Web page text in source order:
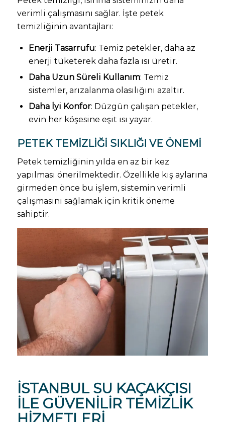
verimli çalışmasını sağlar. İşte petek
temizliğinin avantajları:
Enerji Tasarrufu: Temiz petekler, daha az
enerji tüketerek daha fazla ısı üretir.
Daha Uzun Süreli Kullanım: Temiz
sistemler, arızalanma olasılığını azaltır.
Daha İyi Konfor: Düzgün çalışan petekler,
evin her köşesine eşit ısı yayar.
PETEK TEMIZLIĞI SIKLIĞI VE ÖNEMI
Petek temizliğinin yılda en az bir kez
yapılması önerilmektedir. Özellikle kış aylarına
girmeden önce bu işlem, sistemin verimli
çalışmasını sağlamak için kritik öneme
sahiptir.
İSTANBUL SU KAÇAKÇISI
İLE GÜVENILIR TEMIZLIK
HIZMETLERI